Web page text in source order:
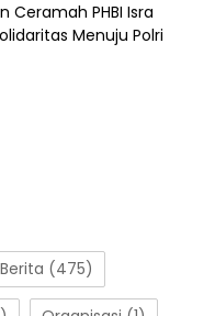
Ceramah PHBI Isra
Menuju Polri
Berita (475)